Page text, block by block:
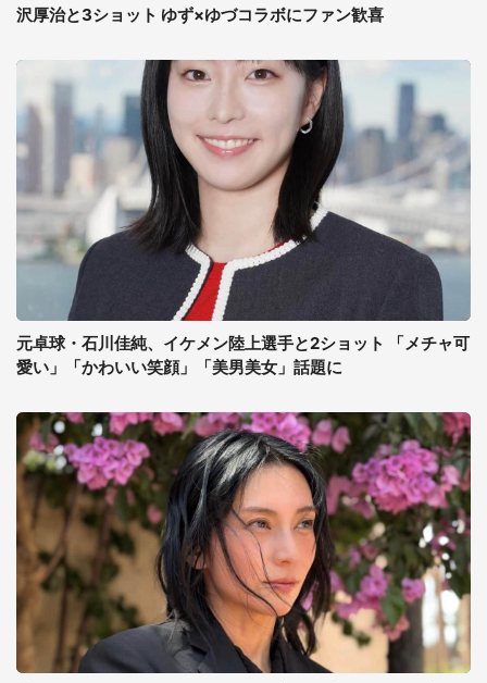
沢厚治と3ショット ゆず×ゆづコラボにファン歓喜
元卓球・石川佳純、イケメン陸上選手と2ショット 「メチャ可
愛い」「かわいい笑顔」「美男美女」話題に